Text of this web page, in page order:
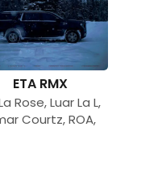
ETA RMX
Rose,Luar La L,
Courtz,ROA,